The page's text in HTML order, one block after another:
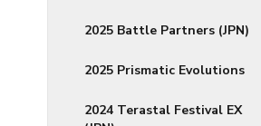
2025 Battle Partners (JPN)
2025 Prismatic Evolutions
2024 Terastal Festival EX